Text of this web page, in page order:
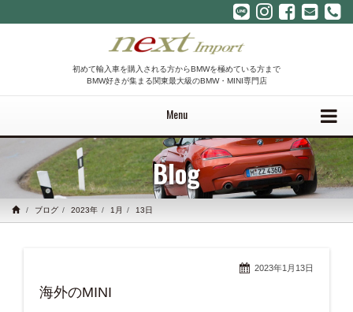
初めて輸入車を購入される方からBMWを極めている方まで
BMW好きが集まる関東最大級のBMW・MINI専門店
Menu
Blog
ブログ 2023年 1月 13日
2023年1月13日
海外のMINI